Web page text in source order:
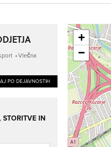
Vlečna
PO DEJAVNOSTIH
+
−
STORITVE IN